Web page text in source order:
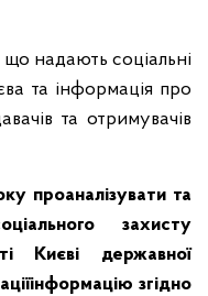
що надають соціальні
та інформація про
та отримувачів
проаналізувати та
захисту
Києві державної
згідно